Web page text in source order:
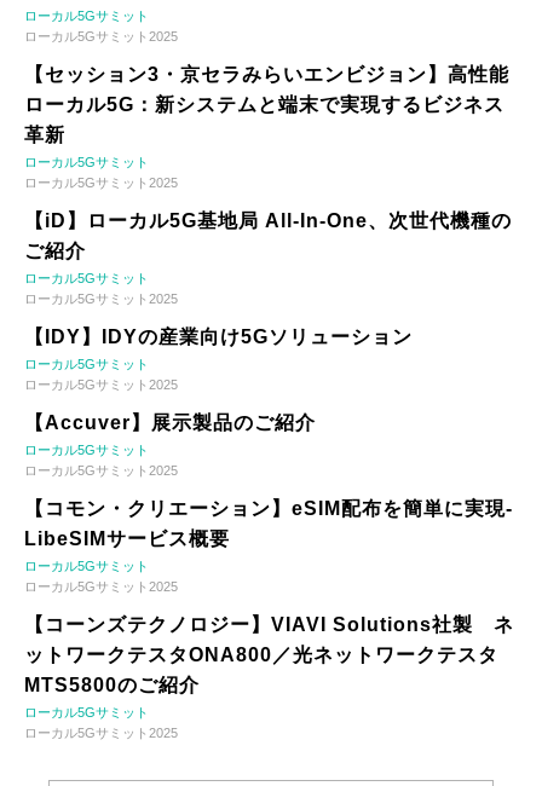
ローカル5Gサミット
ローカル5Gサミット2025
【セッション3・京セラみらいエンビジョン】高性能
ローカル5G：新システムと端末で実現するビジネス
革新
ローカル5Gサミット
ローカル5Gサミット2025
【iD】ローカル5G基地局 All-In-One、次世代機種の
ご紹介
ローカル5Gサミット
ローカル5Gサミット2025
【IDY】IDYの産業向け5Gソリューション
ローカル5Gサミット
ローカル5Gサミット2025
【Accuver】展示製品のご紹介
ローカル5Gサミット
ローカル5Gサミット2025
【コモン・クリエーション】eSIM配布を簡単に実現-
LibeSIMサービス概要
ローカル5Gサミット
ローカル5Gサミット2025
【コーンズテクノロジー】VIAVI Solutions社製 ネ
ットワークテスタONA800／光ネットワークテスタ
MTS5800のご紹介
ローカル5Gサミット
ローカル5Gサミット2025